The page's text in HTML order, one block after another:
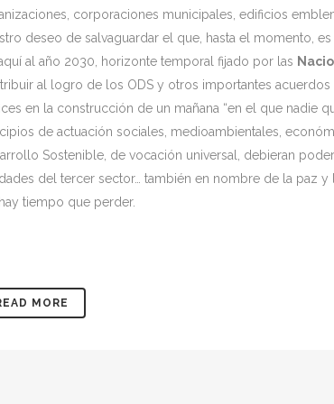
corporaciones municipales, edificios
deseo de salvaguardar el que, hasta el momento,
al año 2030, horizonte temporal fijado por las
al logro de los ODS y otros importantes
en la construcción de un mañana “en el que nadie
de actuación sociales, medioambientales,
Sostenible, de vocación universal, debieran
del tercer sector… también en nombre de la paz y
tiempo que perder.
MORE